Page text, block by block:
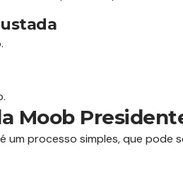
Moob
um processo simples, que pode